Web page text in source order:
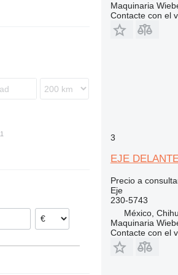
Maquinaria
Contacte con el
3
EJE
Precio a
Eje
230-5743
México,
Maquinaria
Contacte con el